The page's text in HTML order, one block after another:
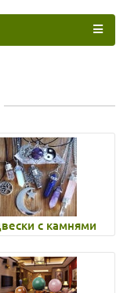
с камнями